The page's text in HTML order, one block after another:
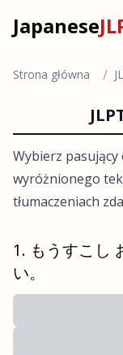
Japanese
Strona główna /
Wybierz
wyróżnionego
tłumaczeniach
もうすこし
い。